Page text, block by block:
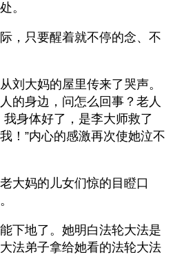
。
，只要醒着就不停的念、不
刘大妈的屋里传来了哭声。
的身边，问怎么回事？老人
我身体好了，是李大师救了
！”内心的感激再次使她泣不
大妈的儿女们惊的目瞪口
下地了。她明白法轮大法是
法弟子拿给她看的法轮大法